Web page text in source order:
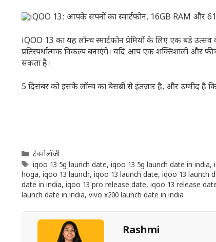
iQOO 13 का यह लॉन्च स्मार्टफोन प्रेमियों के लिए एक बड़े
प्रतिस्पर्धात्मक विकल्प बनाएंगे। यदि आप एक शक्तिशाली और
सकता है।
5 दिसंबर को इसके लॉन्च का बेसब्री से इंतज़ार है, और उम्मीद है
Categories
टेक्नोलॉजी
Tags
iqoo 13 5g launch date, iqoo 13 5g launch date in india,
hoga, iqoo 13 launch, iqoo 13 launch date, iqoo 13 launch
date in india, iqoo 13 pro release date, iqoo 13 release
launch date in india, vivo x200 launch date in india
Rashmi